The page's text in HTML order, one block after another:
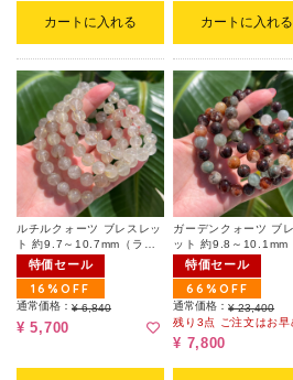
カートに入れる カートに入れる
ルチルクォーツ ブレスレッ
ト 約9.7～10.7mm（ラン
ダム）
特価セール
16%OFF
通常価格： ¥ 6,840
¥ 5,700
ガーデンクォーツ ブ
ット 約9.8～10.1mm
ンダム）
特価セール
66%OFF
通常価格：¥ 23,400
残り3点 ご注文はお早
¥ 7,800